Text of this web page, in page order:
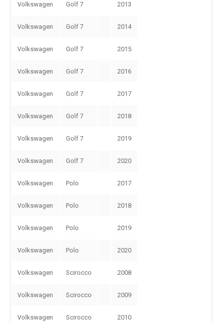
Volkswagen Golf 7 2013
Volkswagen Golf 7 2014
Volkswagen Golf 7 2015
Volkswagen Golf 7 2016
Volkswagen Golf 7 2017
Volkswagen Golf 7 2018
Volkswagen Golf 7 2019
Volkswagen Golf 7 2020
Volkswagen Polo 2017
Volkswagen Polo 2018
Volkswagen Polo 2019
Volkswagen Polo 2020
Volkswagen Scirocco 2008
Volkswagen Scirocco 2009
Volkswagen Scirocco 2010